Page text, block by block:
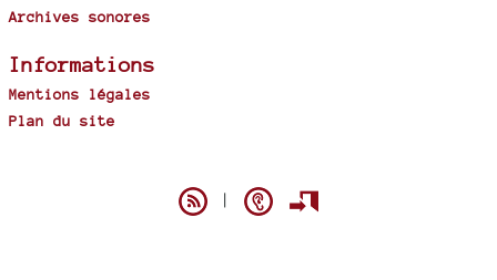
Archives sonores
Informations
Mentions légales
Plan du site
|